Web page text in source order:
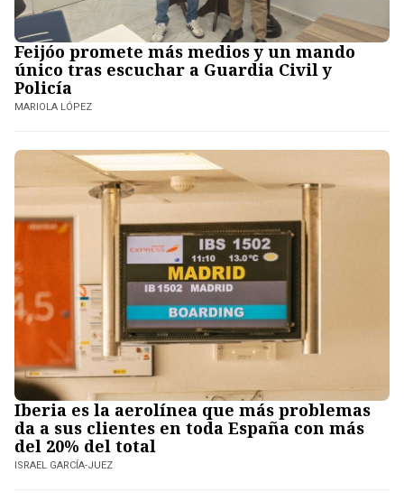
Feijóo promete más medios y un mando
único tras escuchar a Guardia Civil y
Policía
MARIOLA LÓPEZ
Iberia es la aerolínea que más problemas
da a sus clientes en toda España con más
del 20% del total
ISRAEL GARCÍA-JUEZ